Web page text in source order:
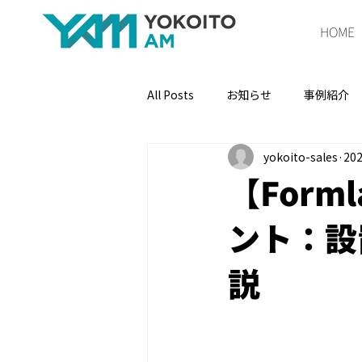
HOME
All Posts お知らせ 事例紹介
【
ント：
説
yokoito-sales